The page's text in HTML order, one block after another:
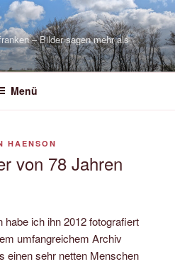
– Bilder sagen mehr als
Menü
HAENSON
von 78 Jahren
ich ihn 2012 fotografiert
umfangreichem Archiv
einen sehr netten Menschen